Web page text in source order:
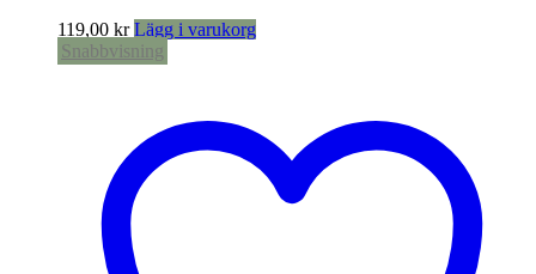
119,00 kr Lägg i varukorg
Snabbvisning